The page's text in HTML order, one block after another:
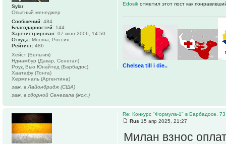
Edosik отметил этот пост как
Chelsea till i die..
Sylar
Опытный менеджер
Сообщений: 484
Благодарностей: 144
Зарегистрирован: 07 июн 2006, 14:50
Откуда: Москва, Россия
Рейтинг: 486
Хейст (Бельгия)
Ндиамбур (Дакар, Сенегал)
Роуд Вью Юнайтед (Барбадос)
Хаатафу (Тонга)
Херминаль (Аргентина)
зам. в Лайонбридж (США)
зам. в сборной Сенегала (мол.)
Re: Конкурс "Формула-1" в Барбадосе. 73
Rus 15 апр 2025, 21:27
Милан взнос